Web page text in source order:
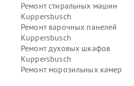
Ремонт стиральных машин
Kuppersbusch
Ремонт варочных панелей
Kuppersbusch
Ремонт духовых шкафов
Kuppersbusch
Ремонт морозильных камер